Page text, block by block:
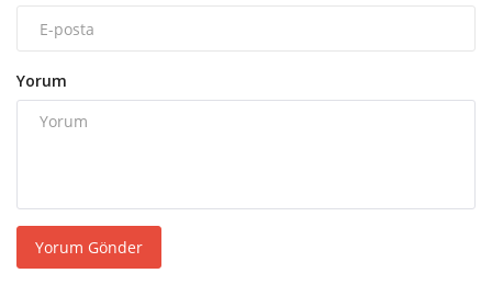
Yorum
Yorum Gönder